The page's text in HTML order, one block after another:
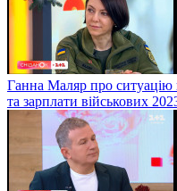
Ганна Маляр про ситуацію
та зарплати військових